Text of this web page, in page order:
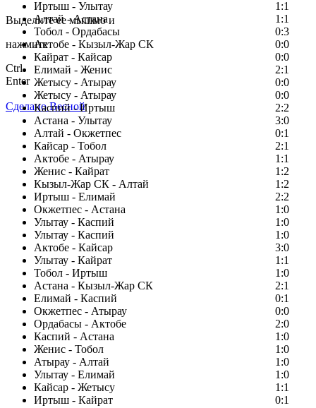
Иртыш - Улытау
1:1
Алтай - Астана
1:1
Тобол - Ордабасы
0:3
Актобе - Кызыл-Жар СК
0:0
Кайрат - Кайсар
0:0
Елимай - Женис
2:1
Жетысу - Атырау
0:0
Жетысу - Атырау
0:0
Каспий - Иртыш
2:2
Астана - Улытау
3:0
Алтай - Окжетпес
0:1
Кайсар - Тобол
2:1
Актобе - Атырау
1:1
Женис - Кайрат
1:2
Кызыл-Жар СК - Алтай
1:2
Иртыш - Елимай
2:2
Окжетпес - Астана
1:0
Улытау - Каспий
1:0
Улытау - Каспий
1:0
Актобе - Кайсар
3:0
Улытау - Кайрат
1:1
Тобол - Иртыш
1:0
Астана - Кызыл-Жар СК
2:1
Елимай - Каспий
0:1
Окжетпес - Атырау
0:0
Ордабасы - Актобе
2:0
Каспий - Астана
1:0
Женис - Тобол
1:0
Атырау - Алтай
1:0
Улытау - Елимай
1:0
Кайсар - Жетысу
1:1
Иртыш - Кайрат
0:1
Заметили ошибку в тексте?
Выделите ее мышью и
нажмите
Ctrl
Enter
Сделано Весной